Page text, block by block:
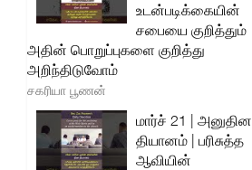
உடன்படிக்கையின்
சபையை குறித்தும்
அதின் பொறுப்புகளை குறித்து
அறிந்திடுவோம்
சகரியா பூணன்
மார்ச் 21 | அனுதின
தியானம் | பரிசுத்த
ஆவியின்